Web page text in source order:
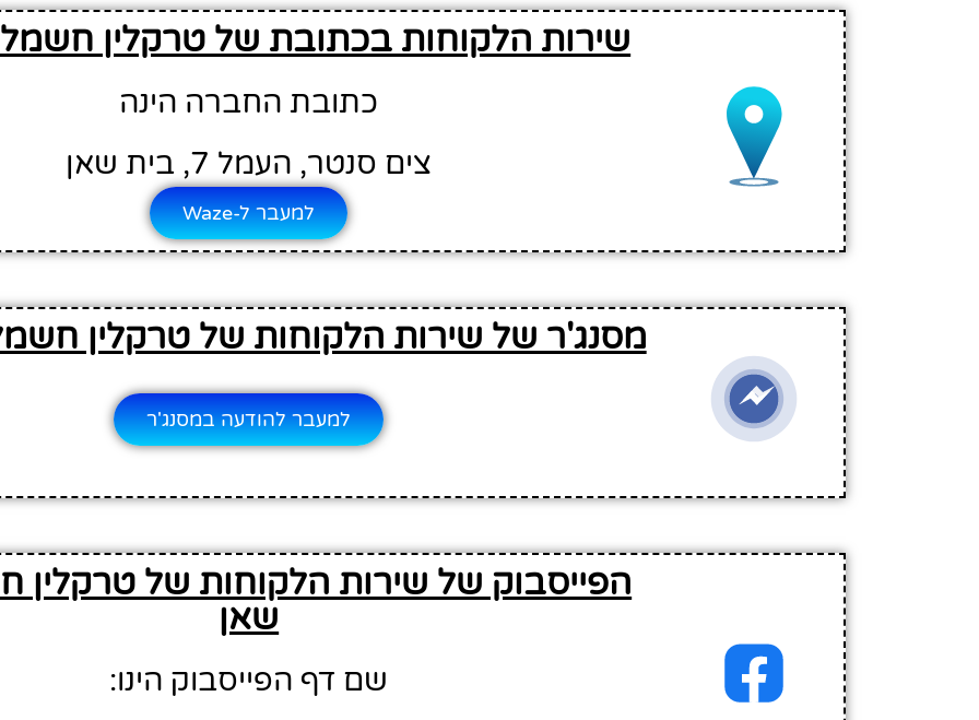
שירות הלקוחות בכתובת של טרקלין
כתובת החברה הינה
צים סנטר, העמל 7, בית שאן
למעבר ל-Waze
מסנג'ר של שירות הלקוחות של טרקלין
למעבר להודעה במסנג'ר
הפייסבוק של שירות הלקוחות של טרקלין
שאן
שם דף הפייסבוק הינו: